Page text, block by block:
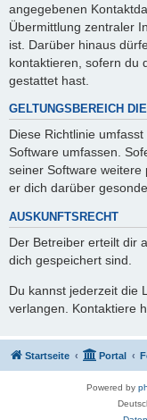
angegebenen
Übermittlung zentraler
ist. Darüber hinaus
kontaktieren, sofern du
gestattet hast.
GELTUNGSBEREICH
Diese Richtlinie
Software umfassen.
seiner Software
er dich darüber
AUSKUNFTSRECHT
Der Betreiber erteilt dir
dich gespeichert sind.
Du kannst jederzeit die
verlangen. Kontaktiere
Startseite Portal
Powered by